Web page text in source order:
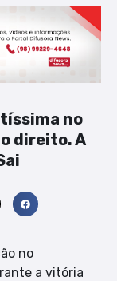
no
direito. A
no
a vitória